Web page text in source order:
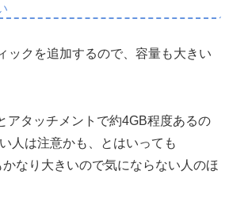
ックを追加するので、容量も大きい
アタッチメントで約4GB程度あるの
人は注意かも、とはいっても
なり大きいので気にならない人のほ